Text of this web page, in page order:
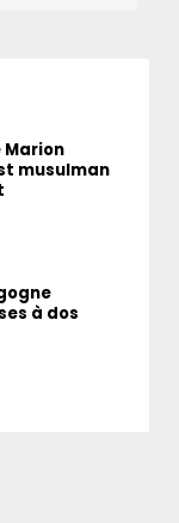
Marion
musulman
à dos